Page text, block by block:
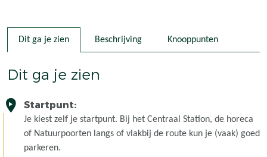
Dit ga je zien Beschrijving Knooppunten
Dit ga je zien
Startpunt:
Je kiest zelf je startpunt. Bij het Centraal Station, de horeca
of Natuurpoorten langs of vlakbij de route kun je (vaak) goed
parkeren.